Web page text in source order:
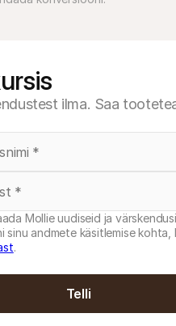
ilma. Saa
Mollie uudiseid ja
sinu andmete käsitlemise kohta,
.
Telli